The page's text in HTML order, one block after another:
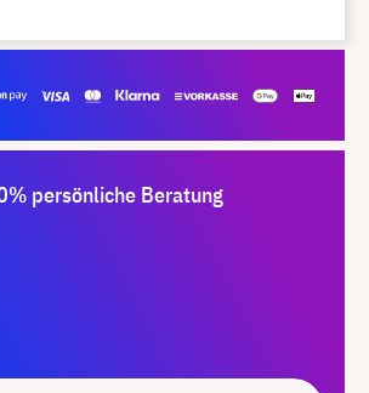
persönliche Beratung